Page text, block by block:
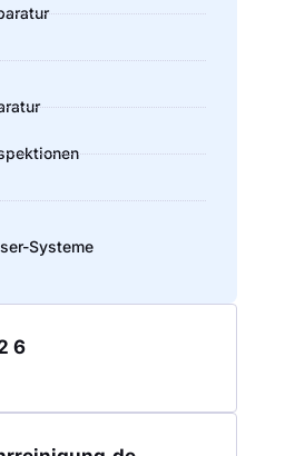
Systeme
6